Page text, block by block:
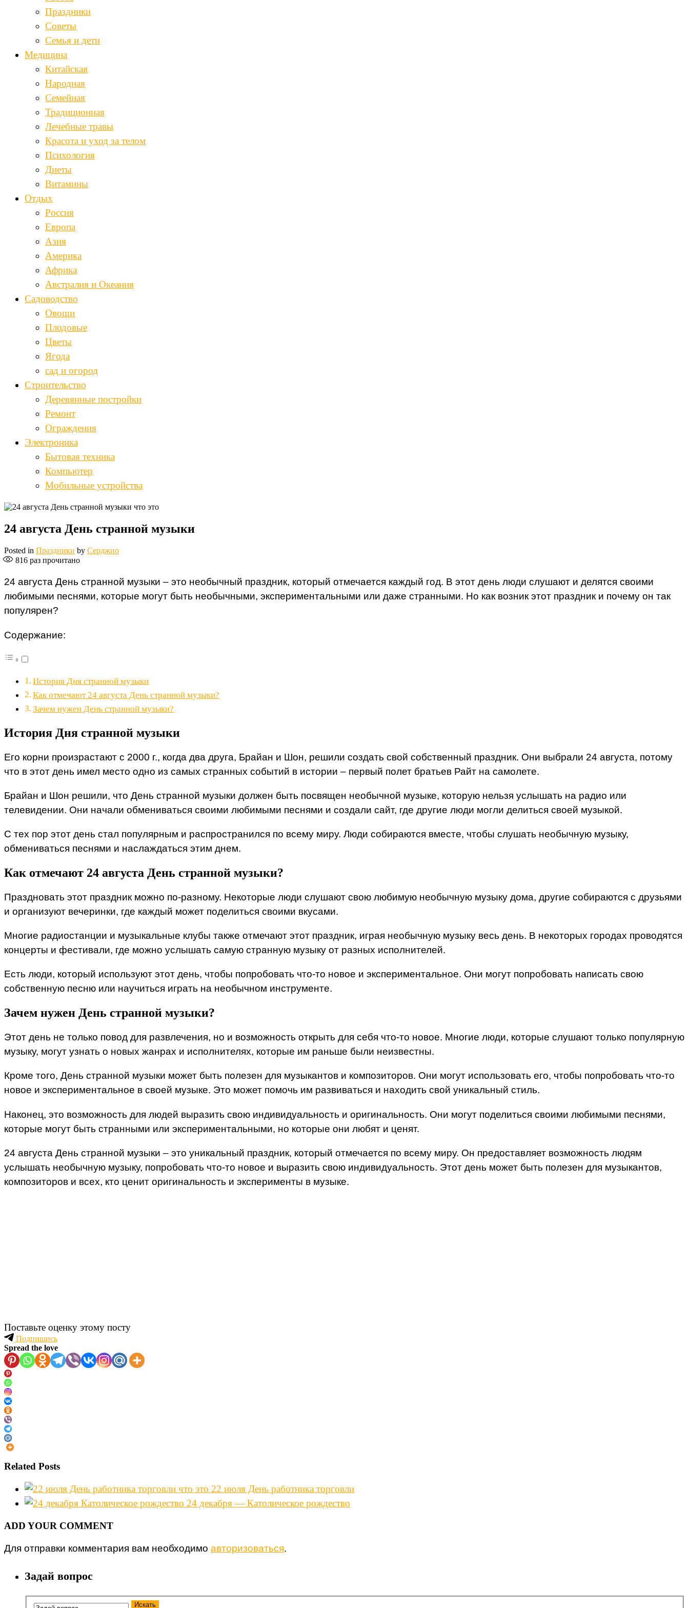
Праздники
Советы
Семья и дети
Медицина
Китайская
Народная
Семейная
Традиционная
Лечебные травы
Красота и уход за телом
Психология
Диеты
Витамины
Отдых
Россия
Европа
Азия
Америка
Африка
Австралия и Океания
Садоводство
Овощи
Плодовые
Цветы
Ягода
сад и огород
Строительство
Деревянные постройки
Ремонт
Ограждения
Электроника
Бытовая техника
Компьютер
Мобильные устройства
24 августа День странной музыки
Posted in Праздники by Серджио
816 раз прочитано
24 августа День странной музыки – это необычный праздник, который отмечается каждый год. В этот день люди слушают и делятся своими
любимыми песнями, которые могут быть необычными, экспериментальными или даже странными. Но как возник этот праздник и почему он так
популярен?
Содержание:
История Дня странной музыки
Как отмечают 24 августа День странной музыки?
Зачем нужен День странной музыки?
История Дня странной музыки
Его корни произрастают с 2000 г., когда два друга, Брайан и Шон, решили создать свой собственный праздник. Они выбрали 24 августа, потому
что в этот день имел место одно из самых странных событий в истории – первый полет братьев Райт на самолете.
Брайан и Шон решили, что День странной музыки должен быть посвящен необычной музыке, которую нельзя услышать на радио или
телевидении. Они начали обмениваться своими любимыми песнями и создали сайт, где другие люди могли делиться своей музыкой.
С тех пор этот день стал популярным и распространился по всему миру. Люди собираются вместе, чтобы слушать необычную музыку,
обмениваться песнями и наслаждаться этим днем.
Как отмечают 24 августа День странной музыки?
Праздновать этот праздник можно по-разному. Некоторые люди слушают свою любимую необычную музыку дома, другие собираются с друзьями
и организуют вечеринки, где каждый может поделиться своими вкусами.
Многие радиостанции и музыкальные клубы также отмечают этот праздник, играя необычную музыку весь день. В некоторых городах проводятся
концерты и фестивали, где можно услышать самую странную музыку от разных исполнителей.
Есть люди, который используют этот день, чтобы попробовать что-то новое и экспериментальное. Они могут попробовать написать свою
собственную песню или научиться играть на необычном инструменте.
Зачем нужен День странной музыки?
Этот день не только повод для развлечения, но и возможность открыть для себя что-то новое. Многие люди, которые слушают только популярную
музыку, могут узнать о новых жанрах и исполнителях, которые им раньше были неизвестны.
Кроме того, День странной музыки может быть полезен для музыкантов и композиторов. Они могут использовать его, чтобы попробовать что-то
новое и экспериментальное в своей музыке. Это может помочь им развиваться и находить свой уникальный стиль.
Наконец, это возможность для людей выразить свою индивидуальность и оригинальность. Они могут поделиться своими любимыми песнями,
которые могут быть странными или экспериментальными, но которые они любят и ценят.
24 августа День странной музыки – это уникальный праздник, который отмечается по всему миру. Он предоставляет возможность людям
услышать необычную музыку, попробовать что-то новое и выразить свою индивидуальность. Этот день может быть полезен для музыкантов,
композиторов и всех, кто ценит оригинальность и эксперименты в музыке.
Поставьте оценку этому посту
Подпишись
Spread the love
Related Posts
22 июля День работника торговли
24 декабря — Католическое рождество
ADD YOUR COMMENT
Для отправки комментария вам необходимо авторизоваться.
Задай вопрос